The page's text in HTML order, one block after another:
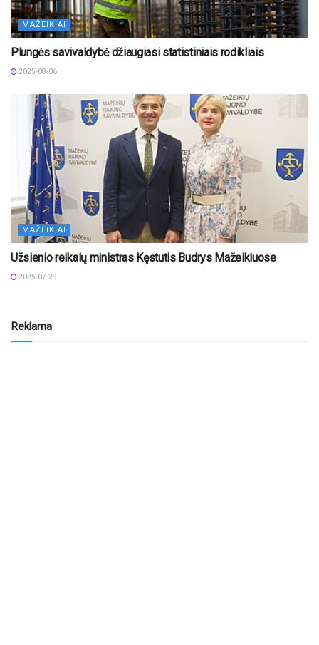
MAŽEIKIAI
Plungės savivaldybė džiaugiasi statistiniais rodikliais
2025-08-06
MAŽEIKIAI
Užsienio reikalų ministras Kęstutis Budrys Mažeikiuose
2025-07-29
Reklama